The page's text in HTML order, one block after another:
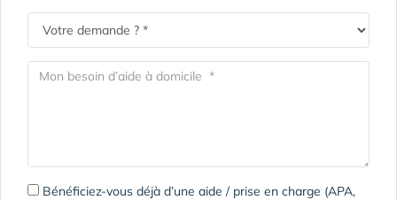
Bénéficiez-vous déjà d’une aide / prise en charge (APA,